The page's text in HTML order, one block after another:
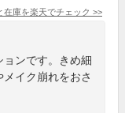
在庫を楽天でチェック >>
ンです。きめ細
イク崩れをおさ